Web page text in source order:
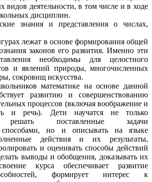
видов деятельности, в том числе и в ходе
дисциплин.
знания и представления о числах,
лежат в основе формирования общей
законов его развития. Именно эти
необходимы для целостного
и явлений природы, многочисленных
сокровищ искусства.
математике на основе данной
развитию и совершенствованию
процессов (включая воображение и
и речь). Дети научатся не только
решать поставленные задачи
способами, но и описывать на языке
действия и их результаты,
и оценивать способы действий
выводы и обобщения, доказывать их
курса обеспечивает развитие
формирует интерес к